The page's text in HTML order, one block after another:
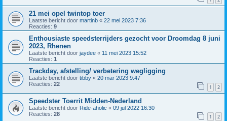
21 mei opel twintop toer
Laatste bericht door martinb « 22 mei 2023 7:36
Reacties: 9
Enthousiaste speedsterrijders gezocht voor Droomdag 8 juni
2023, Rhenen
Laatste bericht door jaydee « 11 mei 2023 15:52
Reacties: 1
Trackday, afstelling/ verbetering wegligging
Laatste bericht door tibby « 20 mar 2023 9:47
Reacties: 22 1 2
Speedster Toerrit Midden-Nederland
Laatste bericht door Ride-aholic « 09 jul 2022 16:30
Reacties: 28 1 2